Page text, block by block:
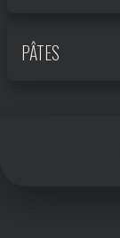
PÂTES